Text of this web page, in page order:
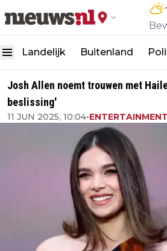
Landelijk Buitenland
Josh Allen noemt trouwen met
beslissing'
11 JUN 2025, 10:04•ENTERTAINMENT